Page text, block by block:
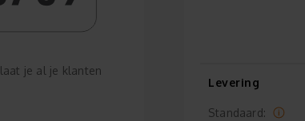
je al je klanten
Levering
Standaard: